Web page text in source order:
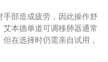
部造成疲劳，因此操作舒
本德单道可调移肺器通常
在选择时仍需亲自试用，